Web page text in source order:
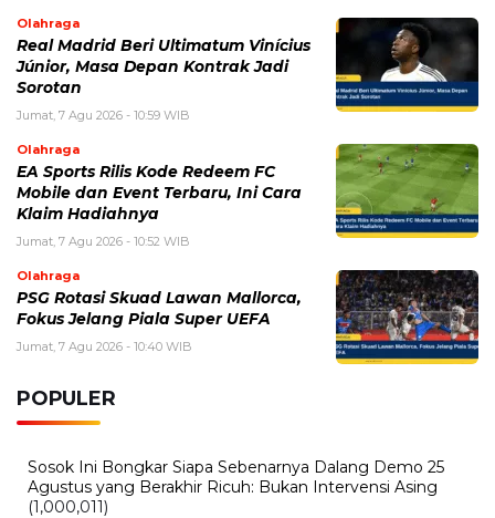
Olahraga
Real Madrid Beri Ultimatum Vinícius
Júnior, Masa Depan Kontrak Jadi
Sorotan
Jumat, 7 Agu 2026 - 10:59 WIB
Olahraga
EA Sports Rilis Kode Redeem FC
Mobile dan Event Terbaru, Ini Cara
Klaim Hadiahnya
Jumat, 7 Agu 2026 - 10:52 WIB
Olahraga
PSG Rotasi Skuad Lawan Mallorca,
Fokus Jelang Piala Super UEFA
Jumat, 7 Agu 2026 - 10:40 WIB
POPULER
Sosok Ini Bongkar Siapa Sebenarnya Dalang Demo 25
Agustus yang Berakhir Ricuh: Bukan Intervensi Asing
(1,000,011)